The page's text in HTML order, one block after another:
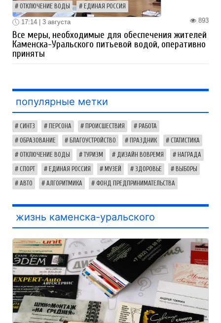
ОТКЛЮЧЕНИЕ ВОДЫ ЕДИНАЯ РОССИЯ
893
17:14 | 3 августа
Все меры, необходимые для обеспечения жителей
Каменска-Уральского питьевой водой, оперативно
приняты
популярные метки
СИНТЗ ПЕРСОНА ПРОИСШЕСТВИЯ РАБОТА
ОБРАЗОВАНИЕ БЛАГОУСТРОЙСТВО ПРАЗДНИК СТАТИСТИКА
ОТКЛЮЧЕНИЕ ВОДЫ ТУРИЗМ ДИЗАЙН ВОВРЕМЯ НАГРАДА
СПОРТ ЕДИНАЯ РОССИЯ МУЗЕЙ ЗДОРОВЬЕ ВЫБОРЫ
АВТО АЛГОРИТМИКА ФОНД ПРЕДПРИНИМАТЕЛЬСТВА
жизнь каменска-уральского